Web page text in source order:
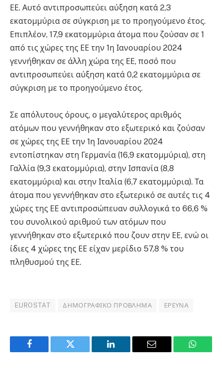
ΕΕ. Αυτό αντιπροσωπεύει αύξηση κατά 2,3
εκατομμύρια σε σύγκριση με το προηγούμενο έτος.
Επιπλέον, 17,9 εκατομμύρια άτομα που ζούσαν σε 1
από τις χώρες της ΕΕ την 1η Ιανουαρίου 2024
γεννήθηκαν σε άλλη χώρα της ΕΕ, ποσό που
αντιπροσωπεύει αύξηση κατά 0,2 εκατομμύρια σε
σύγκριση με το προηγούμενο έτος.
Σε απόλυτους όρους, ο μεγαλύτερος αριθμός
ατόμων που γεννήθηκαν στο εξωτερικό και ζούσαν
σε χώρες της ΕΕ την 1η Ιανουαρίου 2024
εντοπίστηκαν στη Γερμανία (16,9 εκατομμύρια), στη
Γαλλία (9,3 εκατομμύρια), στην Ισπανία (8,8
εκατομμύρια) και στην Ιταλία (6,7 εκατομμύρια). Τα
άτομα που γεννήθηκαν στο εξωτερικό σε αυτές τις 4
χώρες της ΕΕ αντιπροσώπευαν συλλογικά το 66,6 %
του συνολικού αριθμού των ατόμων που
γεννήθηκαν στο εξωτερικό που ζουν στην ΕΕ, ενώ οι
ίδιες 4 χώρες της ΕΕ είχαν μερίδιο 57,8 % του
πληθυσμού της ΕΕ.
EUROSTAT ΔΗΜΟΓΡΑΦΙΚΌ ΠΡΌΒΛΗΜΑ ΈΡΕΥΝΑ
Facebook Twitter LinkedIn Email